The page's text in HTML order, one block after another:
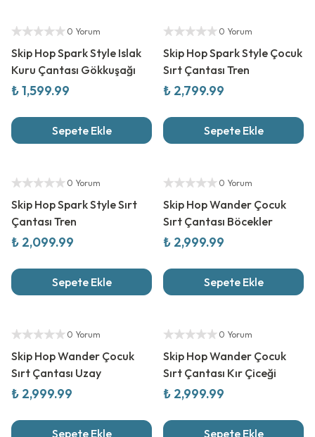
0 Yorum
Skip Hop Spark Style Islak
Kuru Çantası Gökkuşağı
₺ 1,599.99
Sepete Ekle
0 Yorum
Skip Hop Spark Style Çocuk
Sırt Çantası Tren
₺ 2,799.99
Sepete Ekle
0 Yorum
Skip Hop Spark Style Sırt
Çantası Tren
₺ 2,099.99
Sepete Ekle
0 Yorum
Skip Hop Wander Çocuk
Sırt Çantası Böcekler
₺ 2,999.99
Sepete Ekle
0 Yorum
Skip Hop Wander Çocuk
Sırt Çantası Uzay
₺ 2,999.99
Sepete Ekle
0 Yorum
Skip Hop Wander Çocuk
Sırt Çantası Kır Çiceği
₺ 2,999.99
Sepete Ekle